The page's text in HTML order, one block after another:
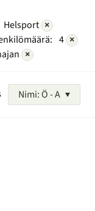
Helsport ×
4 ×
×
Nimi: Ö - A